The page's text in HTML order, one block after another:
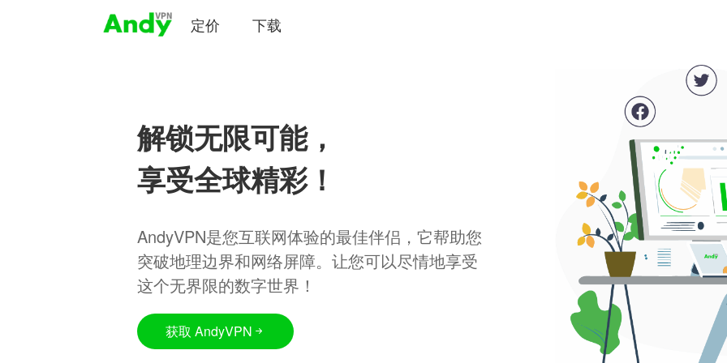
定价 下载
解锁无限可能，
享受全球精彩！
AndyVPN是您互联网体验的最佳伴侣，它帮助您
突破地理边界和网络屏障。让您可以尽情地享受
这个无界限的数字世界！
获取 AndyVPN